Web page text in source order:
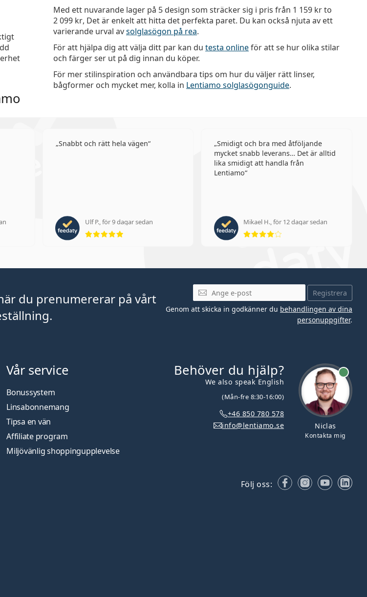
Med ett nuvarande lager på 5 design som sträcker sig i pris från 1 159 krto
2 099 kr, Det är enkelt att hitta det perfekta paret. Du kan också njuta av ett
varierande urval avsolglasögon på rea.
För att hjälpa dig att välja ditt par kan du testa onlineför att se hur olika stilar
och färger ser ut på dig innan du köper.
För mer stilinspiration och användbara tips om hur du väljer rätt linser,
bågformer och mycket mer, kolla in Lentiamo solglasögonguide.
Snabbt och rätt hela vägen
Ulf P., för 9 dagar sedan
Betyg 5 av 5
Smidigt och bra med åtföljande
mycket snabb leverans… Det är alltid
lika smidigt att handla från
Lentiamo
Mikael H., för 12 dagar sedan
Betyg 4 av 5
du prenumererar på vårt
Mejladress
Registrera
Genom att skicka in godkänner du behandlingen av dina
personuppgifter.
Niclas
Kontakta mig
Behöver du hjälp?
We also speak English
(Mån-fre 8:30-16:00)
+46 850 780 578
info@lentiamo.se
Vår service
Bonussystem
Linsabonnemang
Tipsa en vän
Affiliate program
Miljövänlig shoppingupplevelse
Följ oss: FacebookInstagram
YouTube